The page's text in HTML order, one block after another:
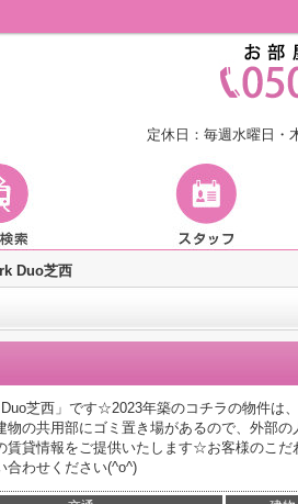
定休日：毎週水曜日・
Duo芝西
芝西」です☆2023年築のコチラの物件は
の共用部にゴミ置き場があるので、外部の
貸情報をご提供いたします☆お客様のこだ
合わせください(^o^)